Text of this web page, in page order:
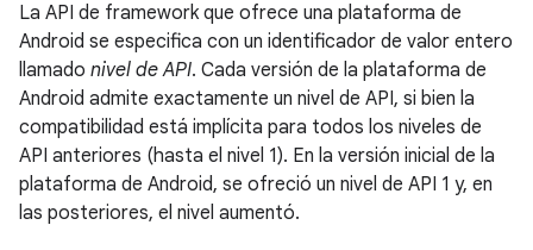
La API de framework que ofrece una plataforma de
Android se especifica con un identificador de valor entero
llamado nivel de API. Cada versión de la plataforma de
Android admite exactamente un nivel de API, si bien la
compatibilidad está implícita para todos los niveles de
API anteriores (hasta el nivel 1). En la versión inicial de la
plataforma de Android, se ofreció un nivel de API 1 y, en
las posteriores, el nivel aumentó.